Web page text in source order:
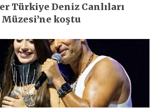
Türkiye Deniz Canlıları
Müzesi’ne koştu